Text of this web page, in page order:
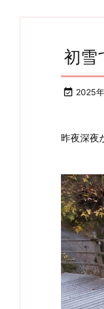
初雪
 2025
昨夜深夜